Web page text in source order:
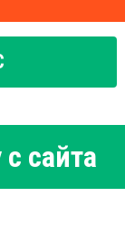
сайта